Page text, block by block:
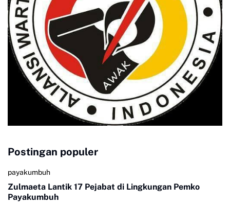
Postingan populer
payakumbuh
Zulmaeta Lantik 17 Pejabat di Lingkungan Pemko
Payakumbuh